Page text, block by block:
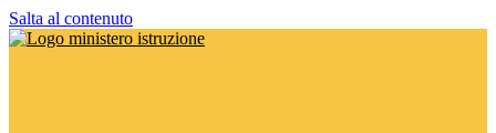
Salta al contenuto